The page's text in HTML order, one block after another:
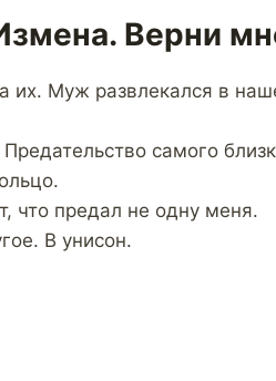
Верни
их. Муж развлекался в
самого
что предал не одну меня.
В унисон.